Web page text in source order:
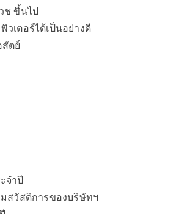
ช ขึ้นไป
วเตอร์ได้เป็นอย่างดี
ตย์
จำปี
มสวัสดิการของบริษัทฯ